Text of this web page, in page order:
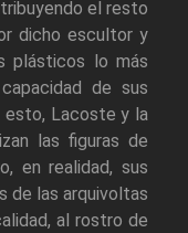
el resto
dicho escultor y
plásticos lo más
de sus
esto, Lacoste y la
las figuras de
en realidad, sus
de las arquivoltas
al rostro de